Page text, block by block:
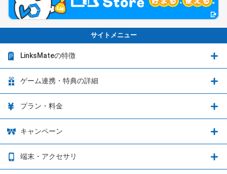
サイトメニュー
LinksMateの特徴
LinksMateの特徴
音声通話料金がもっとオトクに
データ通信容量繰り越し
ゲーム連携・特典の詳細
ゲーム連携・特典の詳細
ブレイブソード×ブレイズソウル
プラン・料金
プラン・料金
3種類のSIMタイプ
キャンペーン
お得なキャンペーン実施中！
端末・アクセサリ